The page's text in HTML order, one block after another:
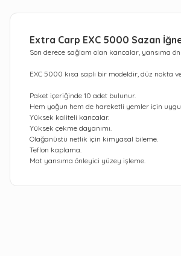
Extra Carp EXC 5000 Sazan
Son derece sağlam olan kancalar, yansıma
EXC 5000 kısa saplı bir modeldir, düz nokta
Paket içeriğinde 10 adet bulunur.
Hem yoğun hem de hareketli yemler için
Yüksek kaliteli kancalar.
Yüksek çekme dayanımı.
Olağanüstü netlik için kimyasal bileme.
Teflon kaplama.
Mat yansıma önleyici yüzey işleme.